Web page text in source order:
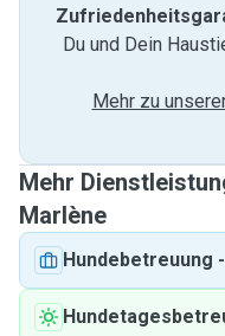
Du und Dein
Mehr zu
Mehr
Marlène
Hundebetreuung -